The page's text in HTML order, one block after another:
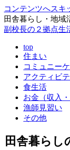
コンテンツへスキ
田舎暮らし・地域
副校長の２拠点生
top
住まい
コミュニー
アクティビ
食生活
お金（収入・
漁師見習い
その他
田舎暮らし